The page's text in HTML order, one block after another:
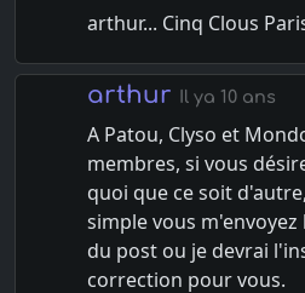
arthur... Cinq Clous
arthur Il ya 10 ans
A Patou, Clyso et
membres, si vous
quoi que ce soit
simple vous
du post ou je devrai
correction pour vous.